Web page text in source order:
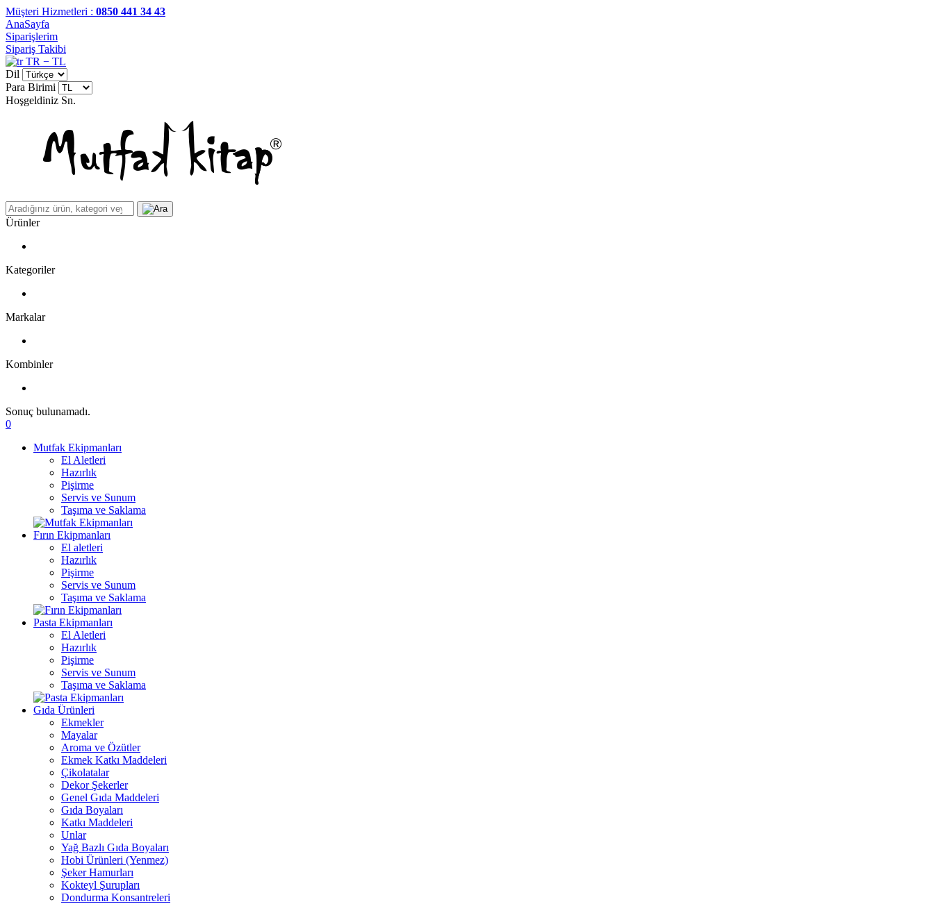
Müşteri Hizmetleri : 0850 441 34 43
AnaSayfa
Siparişlerim
Sipariş Takibi
TR − TL
Dil
Para Birimi
Hoşgeldiniz Sn.
Ürünler
Kategoriler
Markalar
Kombinler
Sonuç bulunamadı.
0
Mutfak Ekipmanları
El Aletleri
Hazırlık
Pişirme
Servis ve Sunum
Taşıma ve Saklama
Fırın Ekipmanları
El aletleri
Hazırlık
Pişirme
Servis ve Sunum
Taşıma ve Saklama
Pasta Ekipmanları
El Aletleri
Hazırlık
Pişirme
Servis ve Sunum
Taşıma ve Saklama
Gıda Ürünleri
Ekmekler
Mayalar
Aroma ve Özütler
Ekmek Katkı Maddeleri
Çikolatalar
Dekor Şekerler
Genel Gıda Maddeleri
Gıda Boyaları
Katkı Maddeleri
Unlar
Yağ Bazlı Gıda Boyaları
Hobi Ürünleri (Yenmez)
Şeker Hamurları
Kokteyl Şurupları
Dondurma Konsantreleri